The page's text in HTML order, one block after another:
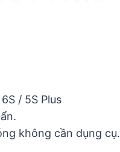
/ 5S Plus
không cần dụng cụ.